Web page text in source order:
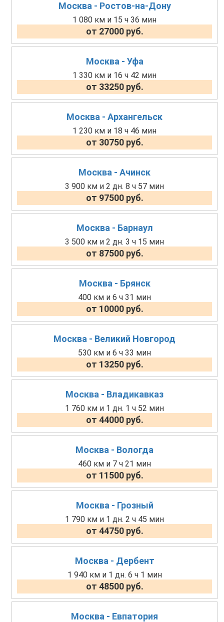
Москва - Ростов-на-Дону
1 080 км и 15 ч 36 мин
от 27000 руб.
Москва - Уфа
1 330 км и 16 ч 42 мин
от 33250 руб.
Москва - Архангельск
1 230 км и 18 ч 46 мин
от 30750 руб.
Москва - Ачинск
3 900 км и 2 дн. 8 ч 57 мин
от 97500 руб.
Москва - Барнаул
3 500 км и 2 дн. 3 ч 15 мин
от 87500 руб.
Москва - Брянск
400 км и 6 ч 31 мин
от 10000 руб.
Москва - Великий Новгород
530 км и 6 ч 33 мин
от 13250 руб.
Москва - Владикавказ
1 760 км и 1 дн. 1 ч 52 мин
от 44000 руб.
Москва - Вологда
460 км и 7 ч 21 мин
от 11500 руб.
Москва - Грозный
1 790 км и 1 дн. 2 ч 45 мин
от 44750 руб.
Москва - Дербент
1 940 км и 1 дн. 6 ч 1 мин
от 48500 руб.
Москва - Евпатория